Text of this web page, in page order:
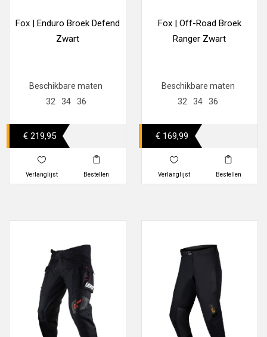
Fox | Enduro Broek Defend
Zwart
Beschikbare maten
32
34 36
€ 219,95
Verlanglijst Bestellen
Fox | Off-Road Broek
Ranger Zwart
Beschikbare maten
32
34 36
€ 169,99
Verlanglijst Bestellen